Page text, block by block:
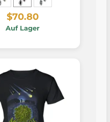
$70.80
Auf Lager